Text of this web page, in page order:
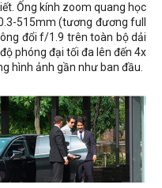
Ống kính zoom quang học
515mm (tương đương full
đổi f/1.9 trên toàn bộ dải
phóng đại tối đa lên đến 4x
hình ảnh gần như ban đầu.